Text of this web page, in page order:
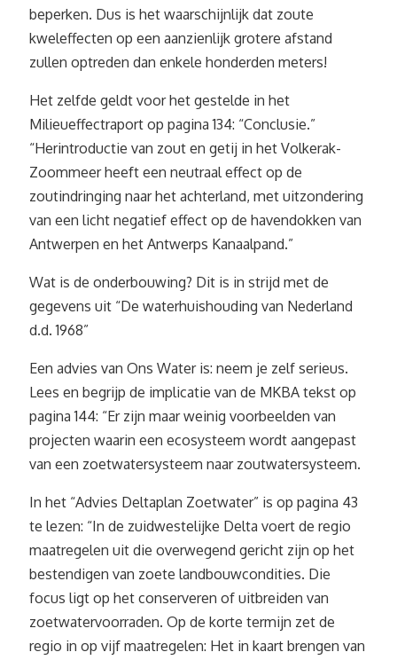
beperken. Dus is het waarschijnlijk dat zoute
kweleffecten op een aanzienlijk grotere afstand
zullen optreden dan enkele honderden meters!
Het zelfde geldt voor het gestelde in het
Milieueffectraport op pagina 134: “Conclusie.”
“Herintroductie van zout en getij in het Volkerak-
Zoommeer heeft een neutraal effect op de
zoutindringing naar het achterland, met uitzondering
van een licht negatief effect op de havendokken van
Antwerpen en het Antwerps Kanaalpand.”
Wat is de onderbouwing? Dit is in strijd met de
gegevens uit “De waterhuishouding van Nederland
d.d. 1968”
Een advies van Ons Water is: neem je zelf serieus.
Lees en begrijp de implicatie van de MKBA tekst op
pagina 144: “Er zijn maar weinig voorbeelden van
projecten waarin een ecosysteem wordt aangepast
van een zoetwatersysteem naar zoutwatersysteem.
In het “Advies Deltaplan Zoetwater” is op pagina 43
te lezen: “In de zuidwestelijke Delta voert de regio
maatregelen uit die overwegend gericht zijn op het
bestendigen van zoete landbouwcondities. Die
focus ligt op het conserveren of uitbreiden van
zoetwatervoorraden. Op de korte termijn zet de
regio in op vijf maatregelen: Het in kaart brengen van